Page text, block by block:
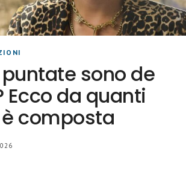
sono de
Ecco da quanti
composta